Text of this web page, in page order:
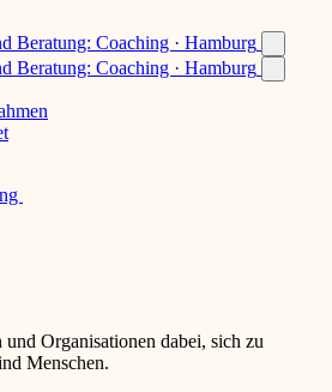
und Organisationen dabei, sich zu
Menschen.